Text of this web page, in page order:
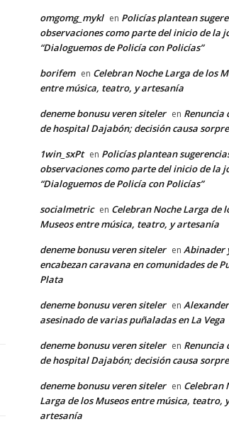
omgomg_mykl en Policías plantean
observaciones como parte del inicio de la
“Dialoguemos de Policía con Policías”
borifem en Celebran Noche Larga de los
entre música, teatro, y artesanía
deneme bonusu veren siteler en Renuncia
de hospital Dajabón; decisión causa
1win_sxPt en Policías plantean
observaciones como parte del inicio de la
“Dialoguemos de Policía con Policías”
socialmetric en Celebran Noche Larga de
Museos entre música, teatro, y artesanía
deneme bonusu veren siteler en Abinader
encabezan caravana en comunidades de
Plata
deneme bonusu veren siteler en Alexander
asesinado de varias puñaladas en La Vega
deneme bonusu veren siteler en Renuncia
de hospital Dajabón; decisión causa
deneme bonusu veren siteler en Celebran
Larga de los Museos entre música, teatro, y
artesanía